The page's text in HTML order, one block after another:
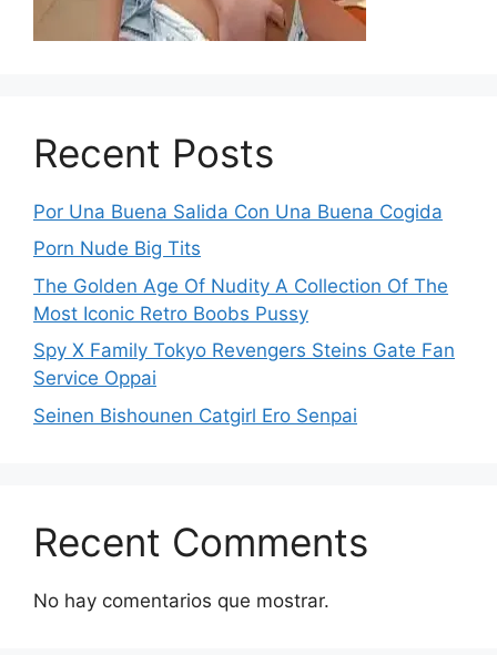
Recent Posts
Por Una Buena Salida Con Una Buena Cogida
Porn Nude Big Tits
The Golden Age Of Nudity A Collection Of The
Most Iconic Retro Boobs Pussy
Spy X Family Tokyo Revengers Steins Gate Fan
Service Oppai
Seinen Bishounen Catgirl Ero Senpai
Recent Comments
No hay comentarios que mostrar.